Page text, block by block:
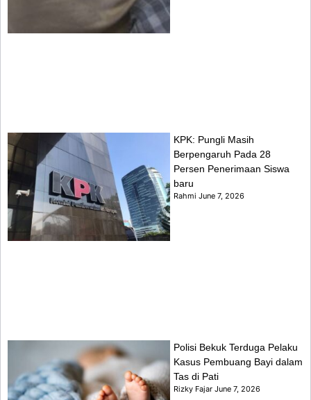
KPK: Pungli Masih
Berpengaruh Pada 28
Persen Penerimaan Siswa
baru
RahmiJune 7, 2026
Polisi Bekuk Terduga Pelaku
Kasus Pembuang Bayi dalam
Tas di Pati
Rizky FajarJune 7, 2026